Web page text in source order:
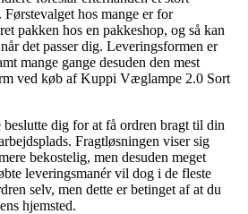
hos mange er for
pakken hos en pakkeshop, og så kan
det passer dig. Leveringsformen er
mange gange desuden den mest
ved køb af Kuppi Væglampe 2.0 Sort
beslutte dig for at få ordren bragt til din
Fragtløsningen viser sig
bekostelig, men desuden meget
leveringsmanér vil dog i de fleste
selv, men dette er betinget af at du
hjemsted.